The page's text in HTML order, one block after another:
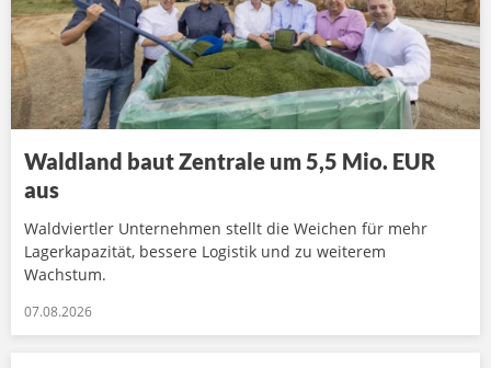
Waldland baut Zentrale um 5,5 Mio. EUR
aus
Waldviertler Unternehmen stellt die Weichen für mehr
Lagerkapazität, bessere Logistik und zu weiterem
Wachstum.
07.08.2026